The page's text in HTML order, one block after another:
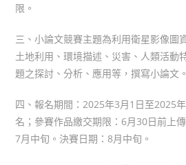
限。
三、小論文競賽主題為利用衛星影像圖
土地利用、環境描述、災害、人類活動
題之探討、分析、應用等，撰寫小論文。
四、報名期間：2025年3月1日至2025
名；參賽作品繳交期限：6月30日前上
7月中旬。決賽日期：8月中旬。